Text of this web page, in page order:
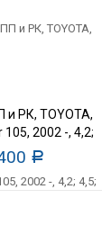
РК, TOYOTA,
105, 2002 -, 4,2;
сталь 2 5мм
Р